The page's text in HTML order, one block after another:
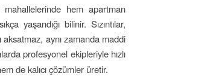
hem apartman
yaşandığı bilinir. Sızıntılar,
aksatmaz, aynı zamanda maddi
profesyonel ekipleriyle hızlı
de kalıcı çözümler üretir.